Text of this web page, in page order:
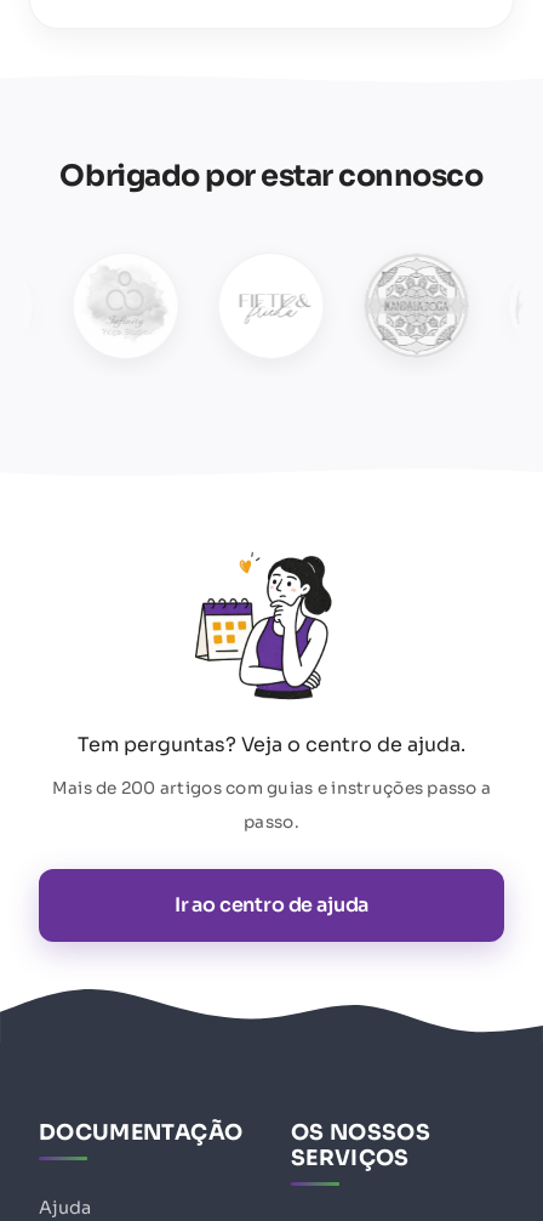
Obrigado por estar connosco
Tem perguntas? Veja o centro de ajuda.
Mais de 200 artigos com guias e instruções passo a
passo.
Ir ao centro de ajuda
DOCUMENTAÇÃO
Ajuda
OS NOSSOS
SERVIÇOS